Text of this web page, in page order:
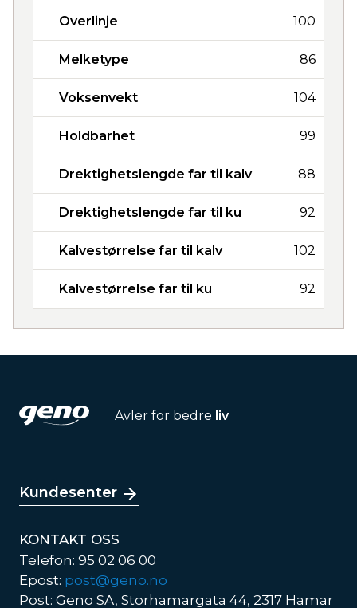
Overlinje 100
Melketype 86
Voksenvekt 104
Holdbarhet 99
Drektighetslengde far til kalv 88
Drektighetslengde far til ku 92
Kalvestørrelse far til kalv 102
Kalvestørrelse far til ku 92
Avler for bedre liv
Kundesenter
KONTAKT OSS
Telefon: 95 02 06 00
Epost: post@geno.no
Post: Geno SA, Storhamargata 44, 2317 Hamar